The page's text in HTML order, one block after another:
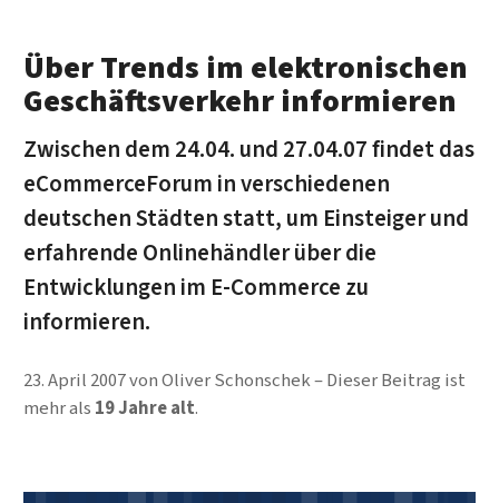
Über Trends im elektronischen
Geschäftsverkehr informieren
Zwischen dem 24.04. und 27.04.07 findet das
eCommerceForum in verschiedenen
deutschen Städten statt, um Einsteiger und
erfahrende Onlinehändler über die
Entwicklungen im E-Commerce zu
informieren.
23. April 2007vonOliver Schonschek
Dieser Beitrag ist
mehr als 19 Jahre alt.